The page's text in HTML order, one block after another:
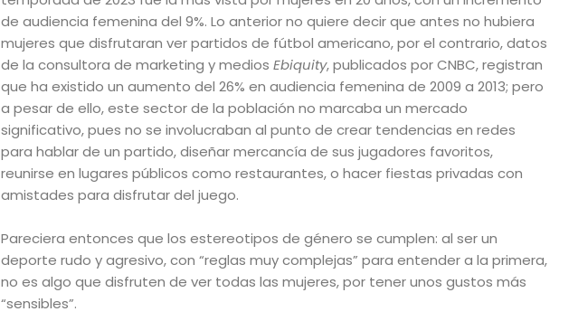
de audiencia femenina del 9%. Lo anterior no quiere decir que antes no hubiera
mujeres que disfrutaran ver partidos de fútbol americano, por el contrario, datos
de la consultora de marketing y medios Ebiquity, publicados por CNBC, registran
que ha existido un aumento del 26% en audiencia femenina de 2009 a 2013; pero
a pesar de ello, este sector de la población no marcaba un mercado
significativo, pues no se involucraban al punto de crear tendencias en redes
para hablar de un partido, diseñar mercancía de sus jugadores favoritos,
reunirse en lugares públicos como restaurantes, o hacer fiestas privadas con
amistades para disfrutar del juego.
Pareciera entonces que los estereotipos de género se cumplen: al ser un
deporte rudo y agresivo, con “reglas muy complejas” para entender a la primera,
no es algo que disfruten de ver todas las mujeres, por tener unos gustos más
“sensibles”.